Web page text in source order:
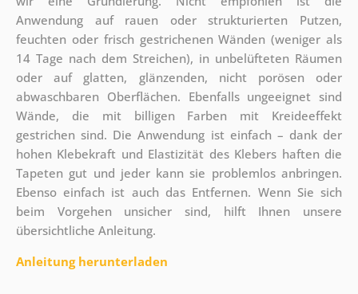
Anwendung auf rauen oder strukturierten Putzen,
feuchten oder frisch gestrichenen Wänden (weniger als
14 Tage nach dem Streichen), in unbelüfteten Räumen
oder auf glatten, glänzenden, nicht porösen oder
abwaschbaren Oberflächen. Ebenfalls ungeeignet sind
Wände, die mit billigen Farben mit Kreideeffekt
gestrichen sind. Die Anwendung ist einfach – dank der
hohen Klebekraft und Elastizität des Klebers haften die
Tapeten gut und jeder kann sie problemlos anbringen.
Ebenso einfach ist auch das Entfernen. Wenn Sie sich
beim Vorgehen unsicher sind, hilft Ihnen unsere
übersichtliche Anleitung.
Anleitung herunterladen